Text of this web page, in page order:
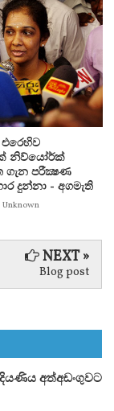
නිව්යෝර්ක්‌
ගැන පරීක්‍ෂණ
දුන්නා - අගමැති
Unknown
NEXT »
Blog post
අත්අඩංගුවට